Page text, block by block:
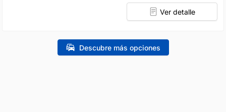
Ver detalle
Descubre más opciones